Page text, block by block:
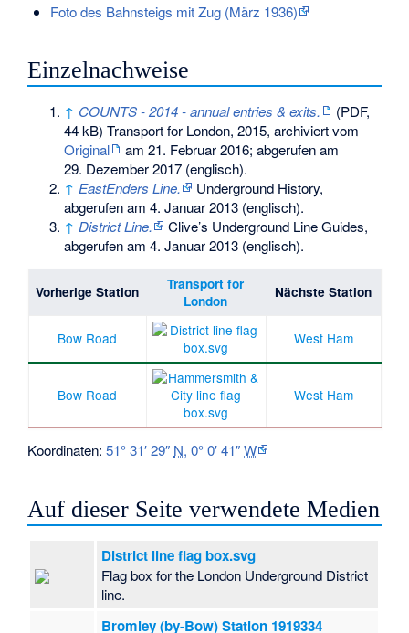
Foto des Bahnsteigs mit Zug (März 1936)
Einzelnachweise
↑ COUNTS - 2014 - annual entries & exits.
(PDF,
44 kB) Transport for London, 2015, archiviert vom
Original
am21. Februar 2016; abgerufen am
29. Dezember 2017 (englisch).
↑ EastEnders Line.
Underground History,
abgerufen am 4. Januar 2013 (englisch).
↑ District Line.
Clive’s Underground Line Guides,
abgerufen am 4. Januar 2013 (englisch).
Vorherige Station
Transport for
London
Nächste Station
Bow Road West Ham
Bow Road West Ham
Koordinaten:51° 31′ 29″ N,0° 0′ 41″W
Auf dieser Seite verwendete Medien
District line flag box.svg
Flag box for the London Underground District
line.
Bromley (by-Bow) Station 1919334